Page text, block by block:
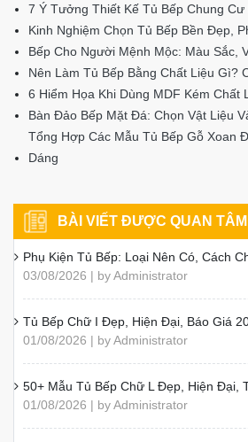
7 Ý Tưởng Thiết Kế Tủ Bếp Chung
Kinh Nghiệm Chọn Tủ Bếp Bền Đẹp,
Bếp Cho Người Mệnh Mộc: Màu Sắc,
Nên Làm Tủ Bếp Bằng Chất Liệu Gì?
6 Hiểm Họa Khi Dùng MDF Kém Chất
Bàn Đảo Bếp Mặt Đá: Chọn Vật Liệu
Tổng Hợp Các Mẫu Tủ Bếp Gỗ Xoan
Dáng
BÀI VIẾT ĐƯỢC QUAN
Phụ Kiện Tủ Bếp: Loại Nên Có, Cách
03/08/2026 | by Administrator
Tủ Bếp Chữ I Đẹp, Hiện Đại, Báo Giá
01/08/2026 | by Administrator
50+ Mẫu Tủ Bếp Chữ L Đẹp, Hiện Đại,
01/08/2026 | by Administrator